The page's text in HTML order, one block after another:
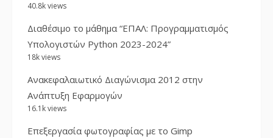
40.8k views
Διαθέσιμο το μάθημα “ΕΠΑΛ: Προγραμματισμός
Υπολογιστών Python 2023-2024”
18k views
Ανακεφαλαιωτικό Διαγώνισμα 2012 στην
Ανάπτυξη Εφαρμογών
16.1k views
Επεξεργασία φωτογραφίας με το Gimp